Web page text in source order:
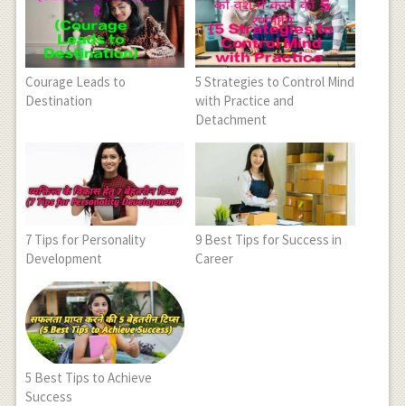
Courage Leads to
Destination
5 Strategies to Control Mind
with Practice and
Detachment
7 Tips for Personality
Development
9 Best Tips for Success in
Career
5 Best Tips to Achieve
Success